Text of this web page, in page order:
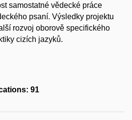
samostatné vědecké práce
psaní. Výsledky projektu
rozvoj oborově specifického
cizích jazyků.
91